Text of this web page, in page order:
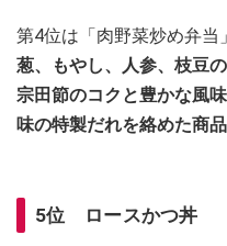
第4位は「肉野菜炒め弁当
葱、もやし、人参、枝豆
宗田節のコクと豊かな風
味の特製だれを絡めた商品
5位 ロースかつ丼